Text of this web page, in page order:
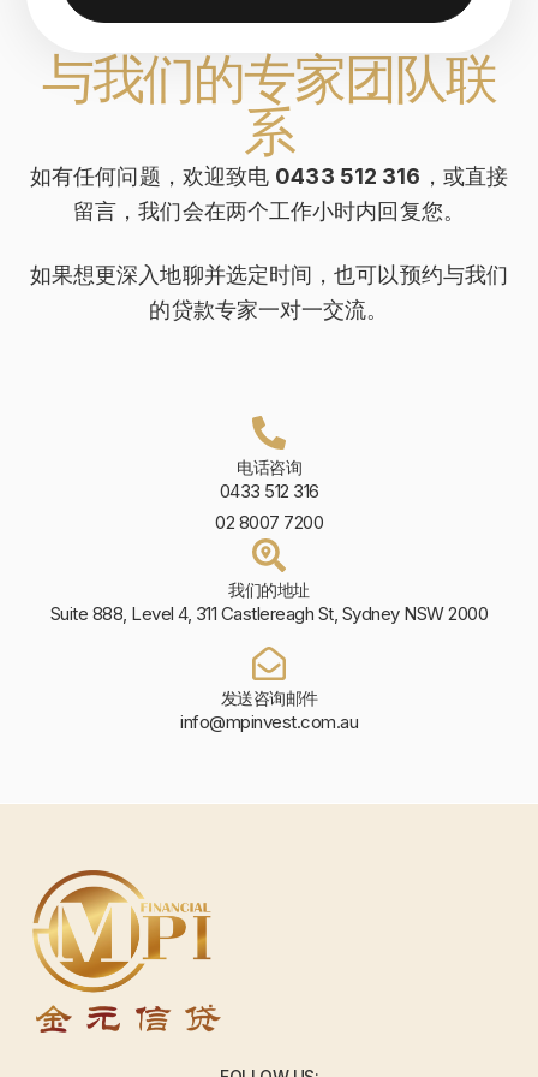
与我们的专家团队联
系
如有任何问题，欢迎致电 0433 512 316 ，或直接
留言，我们会在两个工作小时内回复您。
如果想更深入地聊并选定时间，也可以预约与我们
的贷款专家一对一交流。
电话咨询
0433 512 316
02 8007 7200
我们的地址
Suite 888, Level 4, 311 Castlereagh St, Sydney NSW 2000
发送咨询邮件
info@mpinvest.com.au